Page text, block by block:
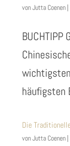
vonJutta Coenen|
BUCHTIPP
häufigsten
Die
vonJutta Coenen|